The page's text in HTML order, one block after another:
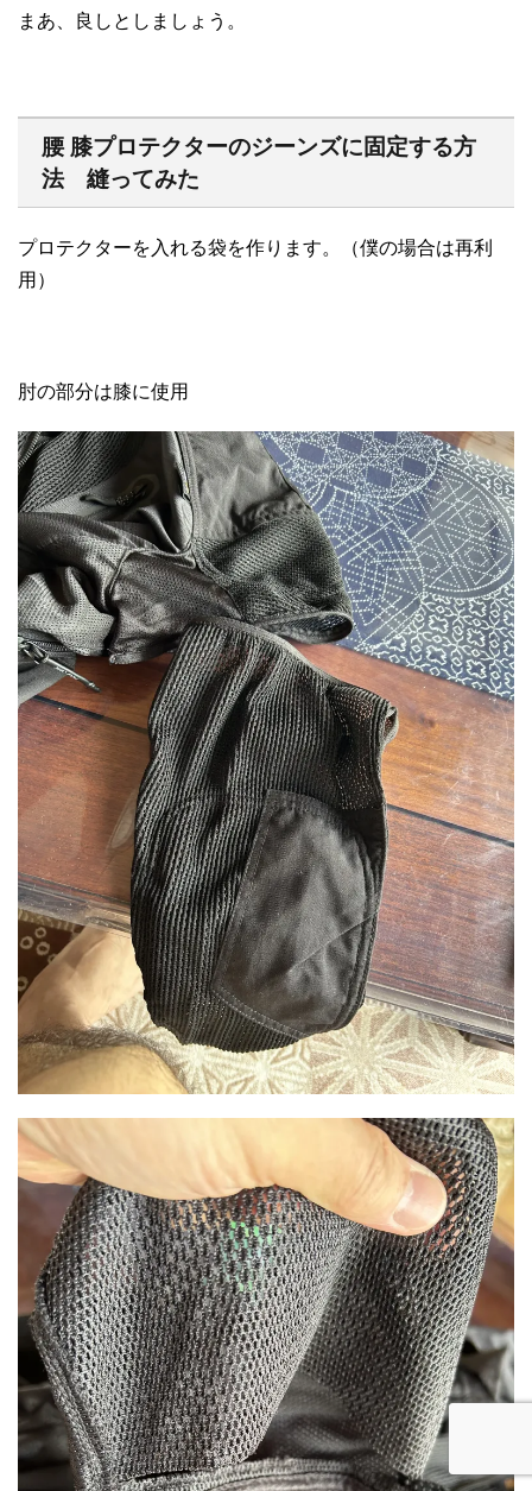
まあ、良しとしましょう。
腰 膝プロテクターのジーンズに固定する方
法 縫ってみた
プロテクターを入れる袋を作ります。（僕の場合は再利
用）
肘の部分は膝に使用